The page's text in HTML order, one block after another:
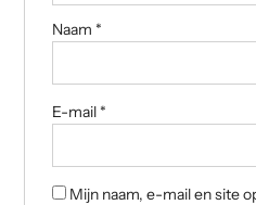
Naam *
E-mail *
Mijn naam, e-mail en site